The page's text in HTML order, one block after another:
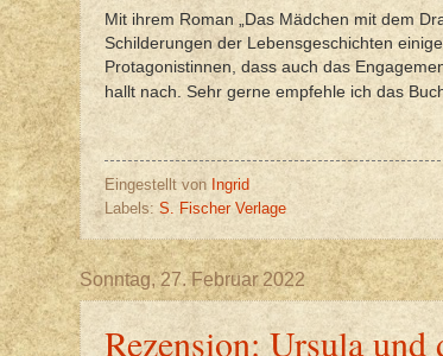
Mit ihrem Roman „Das Mädchen mit dem
Schilderungen der Lebensgeschichten
Protagonistinnen, dass auch das
hallt nach. Sehr gerne empfehle ich das
Eingestellt von Ingrid
Labels: S. Fischer Verlage
Sonntag, 27. Februar 2022
Rezension: Ursula